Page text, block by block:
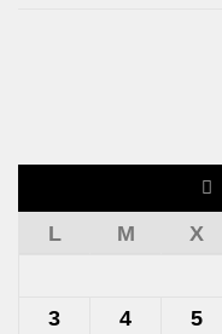
L
M X
3
4 5